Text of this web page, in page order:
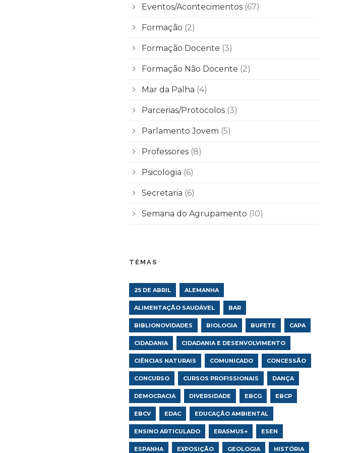
Eventos/Acontecimentos (67)
Formação (2)
Formação Docente (3)
Formação Não Docente (2)
Mar da Palha (4)
Parcerias/Protocolos (3)
Parlamento Jovem (5)
Professores (8)
Psicologia (6)
Secretaria (6)
Semana do Agrupamento (10)
TEMAS
25 DE ABRIL ALEMANHA
ALIMENTAÇÃO SAUDÁVEL BAR
BIBLIONOVIDADES BIOLOGIA BUFETE CAPA
CIDADANIA CIDADANIA E DESENVOLVIMENTO
CIÊNCIAS NATURAIS COMUNICADO CONCESSÃO
CONCURSO CURSOS PROFISSIONAIS DANÇA
DEMOCRACIA DIVERSIDADE EBCG EBCP
EBCV EDAC EDUCAÇÃO AMBIENTAL
ENSINO ARTICULADO ERASMUS+ ESEN
ESPANHA EXPOSIÇÃO GEOLOGIA HISTÓRIA